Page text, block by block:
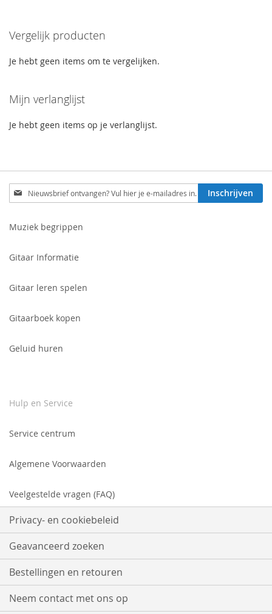
Vergelijk producten
Je hebt geen items om te vergelijken.
Mijn verlanglijst
Je hebt geen items op je verlanglijst.
Schrijf
je
voor
Inschrijven
Muziek begrippen
Gitaar Informatie
Gitaar leren spelen
Gitaarboek kopen
Geluid huren
Hulp en Service
Service centrum
Algemene Voorwaarden
Veelgestelde vragen (FAQ)
Privacy- en cookiebeleid
Geavanceerd zoeken
Bestellingen en retouren
Neem contact met ons op